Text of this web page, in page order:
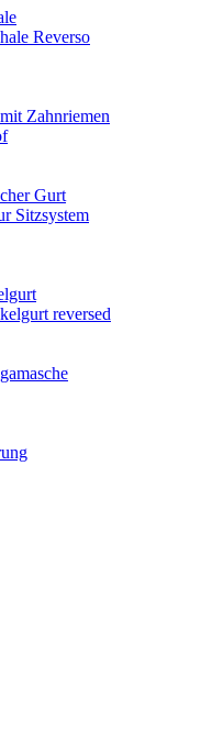
Reverso
Zahnriemen
Gurt
Sitzsystem
reversed